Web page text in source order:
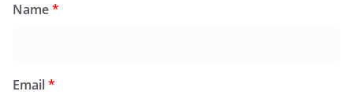
Name*
Email*